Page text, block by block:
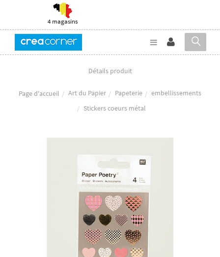
4 magasins
Détails produit
Page d'accueil Art du Papier Papeterie
embellissements
Stickers coeurs métal